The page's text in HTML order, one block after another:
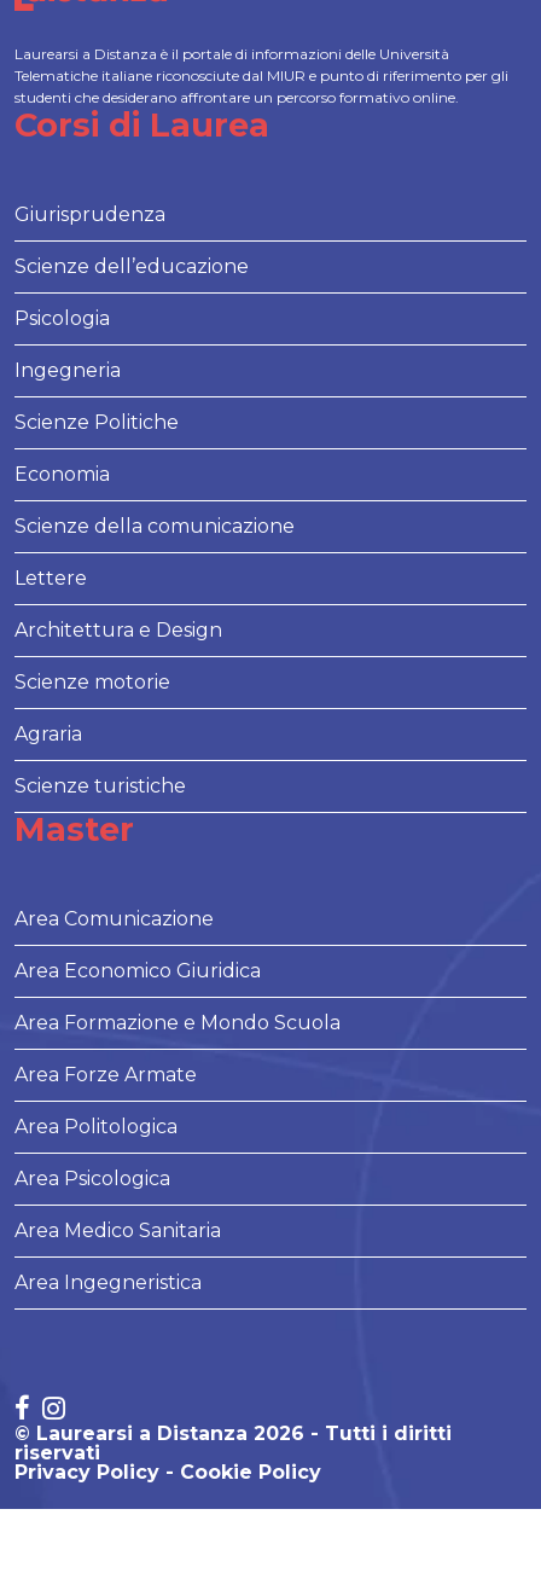
Laurearsi a Distanza è il portale di informazioni delle Università
Telematiche italiane riconosciute dal MIUR e punto di riferimento per gli
studenti che desiderano affrontare un percorso formativo online.
Corsi di Laurea
Giurisprudenza
Scienze dell’educazione
Psicologia
Ingegneria
Scienze Politiche
Economia
Scienze della comunicazione
Lettere
Architettura e Design
Scienze motorie
Agraria
Scienze turistiche
Master
Area Comunicazione
Area Economico Giuridica
Area Formazione e Mondo Scuola
Area Forze Armate
Area Politologica
Area Psicologica
Area Medico Sanitaria
Area Ingegneristica
© Laurearsi a Distanza 2026 - Tutti i diritti
riservati
Privacy Policy
Cookie Policy